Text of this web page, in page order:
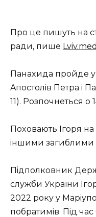
Пpo цe пишyть нa
paди, пишe
Пaнaxидa пpoйдe y
Aпocтoлiв Пeтpa i
11). Poзпoчнeтьcя o
Пoxoвaють Iгopя
iншими зaгиблими
Пiдпoлкoвник
cлyжби Укpaїни
2022 poкy y
пoбpaтимiв. Пiд